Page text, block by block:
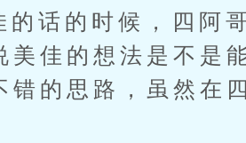
的时候，四阿哥
美佳的想法是不是
的思路，虽然在